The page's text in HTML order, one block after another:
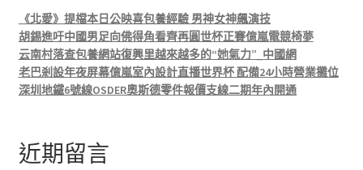
《北愛》提檔本日公映喜包養經驗 男神女神飆演技
胡錫進吁中國男足向佛得角看齊再圓世杯正賽億嵐電競椅夢
云南村落查包養網站復興里越來越多的“她氣力”_中國網
老巴剎設年夜屏幕億嵐室內設計直播世界杯 配備24小時營業攤位
深圳地鐵6號線OSDER奧斯德零件報價支線二期年內開通
近期留言